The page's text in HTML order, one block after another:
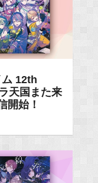
12th
天国また来
開始！